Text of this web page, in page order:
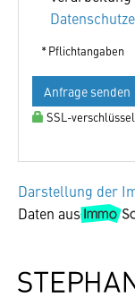
* Pflichtangaben
Anfrage senden
SSL-
Darstellung der
Daten aus